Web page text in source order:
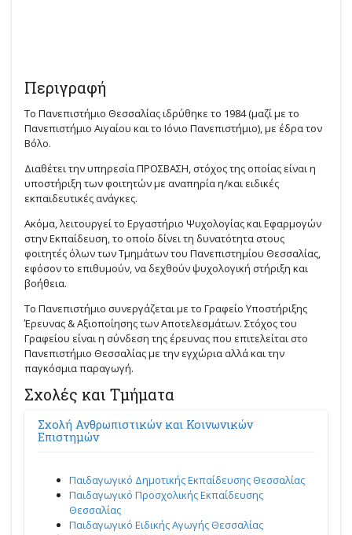
Περιγραφή
Το Πανεπιστήμιο Θεσσαλίας ιδρύθηκε το 1984 (μαζί με το
Πανεπιστήμιο Αιγαίου και το Ιόνιο Πανεπιστήμιο), με έδρα τον
Βόλο.
Διαθέτει την υπηρεσία ΠΡΟΣΒΑΣΗ, στόχος της οποίας είναι η
υποστήριξη των φοιτητών με αναπηρία η/και ειδικές
εκπαιδευτικές ανάγκες.
Ακόμα, λειτουργεί το Εργαστήριο Ψυχολογίας και Εφαρμογών
στην Εκπαίδευση, το οποίο δίνει τη δυνατότητα στους
φοιτητές όλων των Τμημάτων του Πανεπιστημίου Θεσσαλίας,
εφόσον το επιθυμούν, να δεχθούν ψυχολογική στήριξη και
βοήθεια.
Το Πανεπιστήμιο συνεργάζεται με το Γραφείο Υποστήριξης
Έρευνας & Αξιοποίησης των Αποτελεσμάτων. Στόχος του
Γραφείου είναι η σύνδεση της έρευνας που επιτελείται στο
Πανεπιστήμιο Θεσσαλίας με την εγχώρια αλλά και την
παγκόσμια παραγωγή.
Σχολές και Τμήματα
Σχολή Ανθρωπιστικών και Κοινωνικών
Επιστημών
Παιδαγωγικό Δημοτικής Εκπαίδευσης Θεσσαλίας
Παιδαγωγικό Προσχολικής Εκπαίδευσης
Θεσσαλίας
Παιδαγωγικό Ειδικής Αγωγής Θεσσαλίας